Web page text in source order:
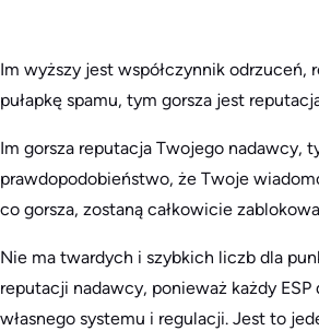
Im wyższy jest współczynnik odrzuceń,
pułapkę spamu, tym gorsza jest
Im gorsza reputacja Twojego nadawcy,
prawdopodobieństwo, że Twoje
co gorsza, zostaną całkowicie
Nie ma twardych i szybkich liczb dla
reputacji nadawcy, ponieważ każdy ESP
własnego systemu i regulacji. Jest to